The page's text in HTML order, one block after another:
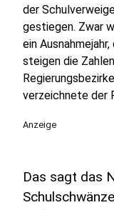
der
gestiegen. Zwar
ein
steigen die
verzeichnete der
Anzeige
Das sagt das